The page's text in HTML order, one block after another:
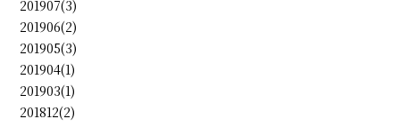
201907(3)
201906(2)
201905(3)
201904(1)
201903(1)
201812(2)